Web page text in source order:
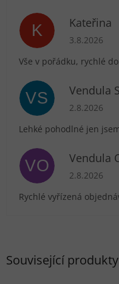
Související produkty
K Kateřina
Hodnocení
3.8.2026
Vše v pořádku, rychlé
VS Vendula
Hodnocení
2.8.2026
Lehké pohodlné jen
VO Vendula
Hodnocení
2.8.2026
Rychlé vyřízená